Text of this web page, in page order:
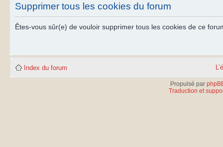
Supprimer tous les cookies du forum
Êtes-vous sûr(e) de vouloir supprimer tous les cookies de ce
Index du forum
Propulsé par
Traduction et